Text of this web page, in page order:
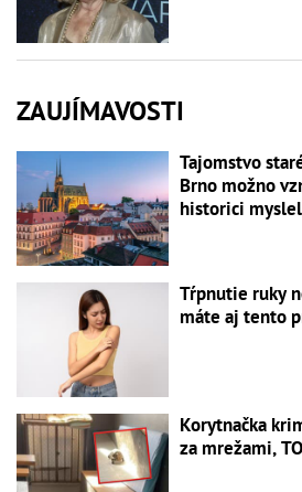
ZAUJÍMAVOSTI
Tajomstvo
Brno možno
historici
Tŕpnutie ruky
máte aj tento
Korytnačka
za mrežami,